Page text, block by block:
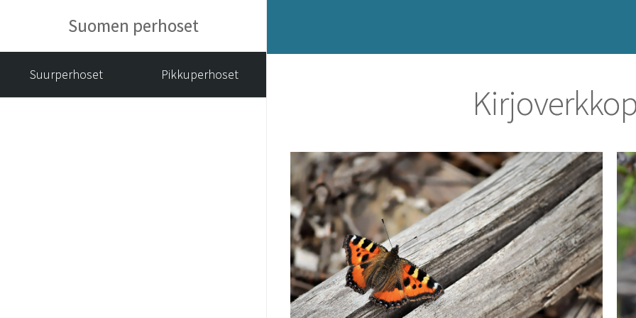
Suomen perhoset
Suurperhoset Pikkuperhoset